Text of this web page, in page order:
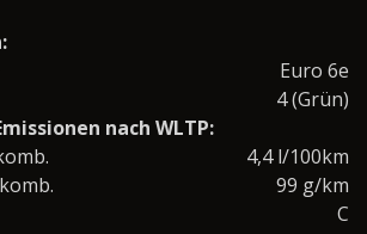
Euro 6e
4 (Grün)
nach WLTP:
4,4 l/100km
99 g/km
C